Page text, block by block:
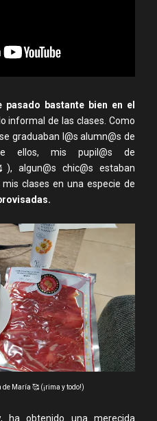
bastante bien en el
informal de las clases. Como
graduaban l@s alumn@s de
ellos, mis pupil@s de
algun@s chic@s estaban
clases en una especie de
María 🥰 (¡rima y todo!)
, ha obtenido una merecida